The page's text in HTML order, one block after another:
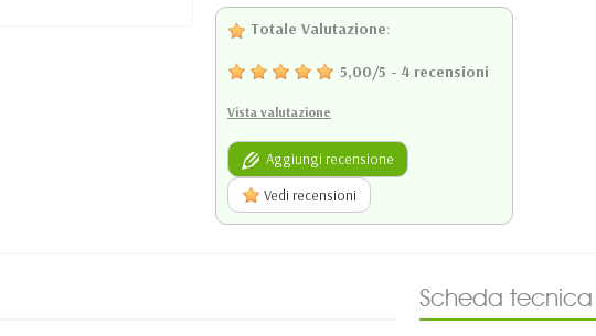
Totale Valutazione:
5,00/5 - 4 recensioni
Vista valutazione
Aggiungi recensione
Vedi recensioni
Scheda tecnica